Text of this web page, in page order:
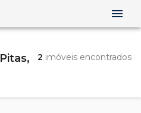
Pitas, 2 imóveis encontrados